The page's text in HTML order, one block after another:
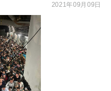
2021年09月09日